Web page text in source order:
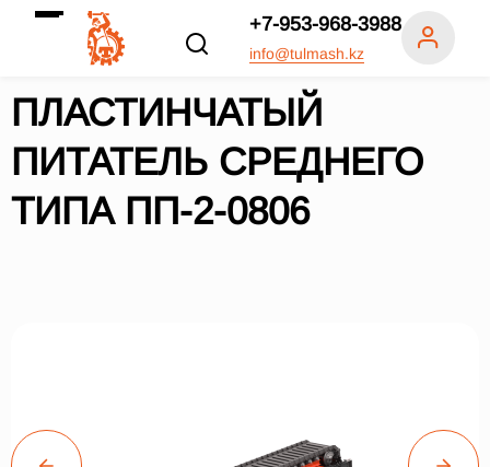
+7-953-968-3988
info@tulmash.kz
ПЛАСТИНЧАТЫЙ
ПИТАТЕЛЬ СРЕДНЕГО
ТИПА ПП-2-0806